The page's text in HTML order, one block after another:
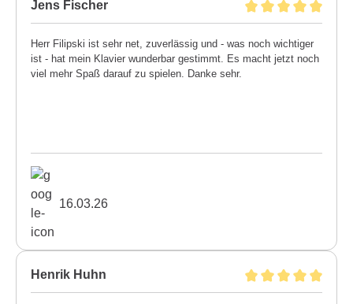
Jens Fischer
Herr Filipski ist sehr net, zuverlässig und - was noch wichtiger
ist - hat mein Klavier wunderbar gestimmt. Es macht jetzt noch
viel mehr Spaß darauf zu spielen. Danke sehr.
16.03.26
Henrik Huhn